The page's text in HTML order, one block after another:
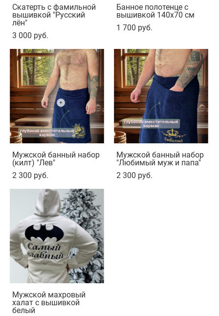
Скатерть с фамильной
вышивкой "Русский
лён"
3 000 pуб.
Банное полотенце с
вышивкой 140х70 см
1 700 pуб.
Мужской банный набор
(килт) "Лев"
2 300 pуб.
Мужской банный набор
"Любимый муж и папа"
2 300 pуб.
Мужской махровый
халат с вышивкой
белый